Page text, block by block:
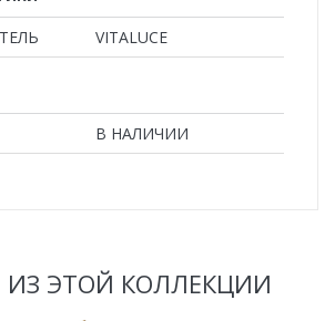
VITALUCE
В НАЛИЧИИ
ИЗ ЭТОЙ КОЛЛЕКЦИИ